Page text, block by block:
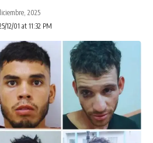
12/01 at 11:32 PM
2025